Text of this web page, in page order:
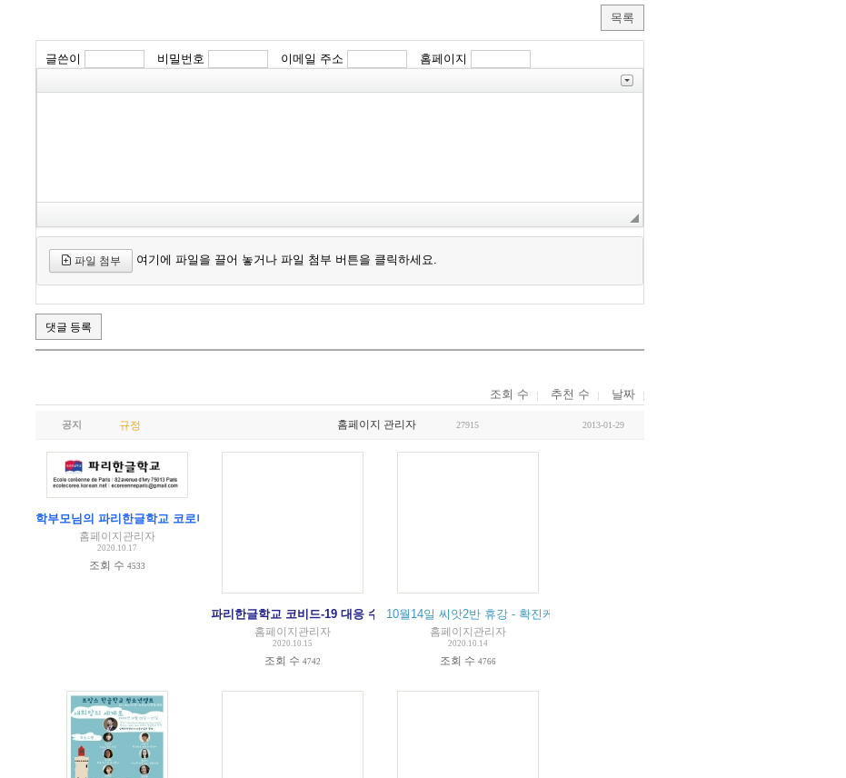
목록
글쓴이 비밀번호 이메일 주소 홈페이지
파일 첨부 여기에 파일을 끌어 놓거나 파일 첨부 버튼을 클릭하세요.
조회 수 추천 수 날짜
공지 규정 홈페이지 관리자 27915 2013-01-29
학부모님의 파리한글학교 코로나 대응 수칙 문의에 대한 답글
홈페이지관리자
2020.10.17
조회 수 4533
파리한글학교 코비드-19 대응 수업 지침 공문 발송 내용
홈페이지관리자
2020.10.15
조회 수 4742
10월14일 씨앗2반 휴강 - 확진케이스 경과
홈페이지관리자
2020.10.14
조회 수 4766